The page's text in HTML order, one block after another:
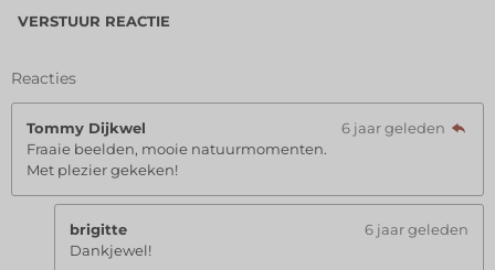
VERSTUUR REACTIE
Reacties
Tommy Dijkwel
6 jaar geleden
Fraaie beelden, mooie natuurmomenten.
Met plezier gekeken!
brigitte
6 jaar geleden
Dankjewel!